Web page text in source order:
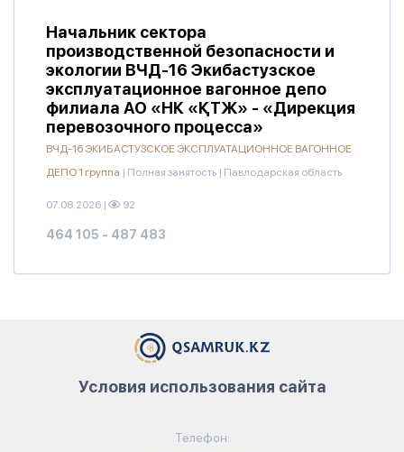
Начальник сектора
производственной безопасности и
экологии ВЧД-16 Экибастузское
эксплуатационное вагонное депо
филиала АО «НК «ҚТЖ» - «Дирекция
перевозочного процесса»
ВЧД-16 ЭКИБАСТУЗСКОЕ ЭКСПЛУАТАЦИОННОЕ ВАГОННОЕ
ДЕПО 1 группа | Полная занятость | Павлодарская область
07.08.2026 | 92
464 105 - 487 483
Телефон:
Условия использования сайта